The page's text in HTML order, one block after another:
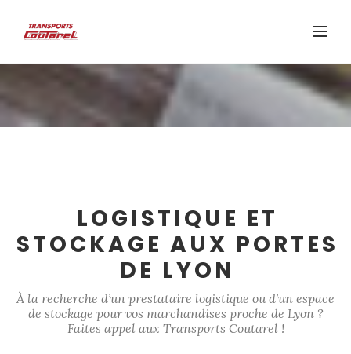
LOGISTIQUE ET
STOCKAGE AUX PORTES
DE LYON
À la recherche d’un prestataire logistique ou d’un espace
de stockage pour vos marchandises proche de Lyon ?
Faites appel aux Transports Coutarel !